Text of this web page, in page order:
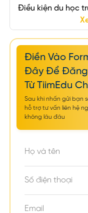
Điều kiện du học
Điều kiện nhập
Điều kiện nhập
Chi phí và học
Delaware
Học phí và chi
Delaware là bao
Điền Vào
Đây Để Đăng
Từ TiimEdu
Sau khi nhấn gửi bạn
hỗ trợ tư vấn liên hệ
không lâu đâu